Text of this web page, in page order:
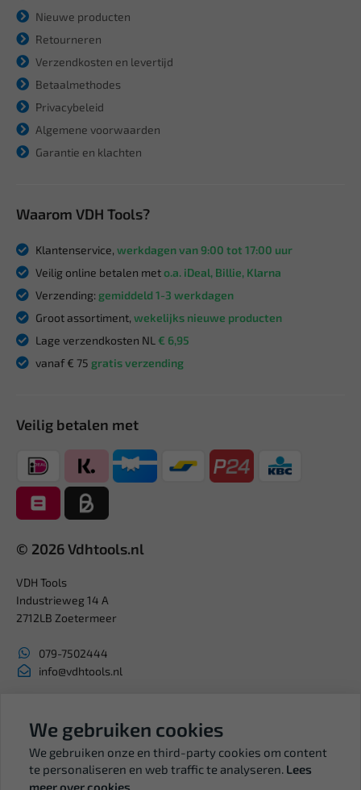
Nieuwe producten
Retourneren
Verzendkosten en levertijd
Betaalmethodes
Privacybeleid
Algemene voorwaarden
Garantie en klachten
Waarom VDH Tools?
Klantenservice, werkdagen van 9:00 tot 17:00 uur
Veilig online betalen meto.a. iDeal, Billie, Klarna
Verzending: gemiddeld 1-3 werkdagen
Groot assortiment, wekelijks nieuwe producten
Lage verzendkosten NL € 6,95
vanaf € 75 gratis verzending
Veilig betalen met
© 2026 Vdhtools.nl
VDH Tools
Industrieweg 14 A
2712LB Zoetermeer
079-7502444
info@vdhtools.nl
BTW: NL819958657B01
We gebruiken cookies
We gebruiken onze en third-party cookies om content
te personaliseren en web traffic te analyseren. Lees
meer over cookies